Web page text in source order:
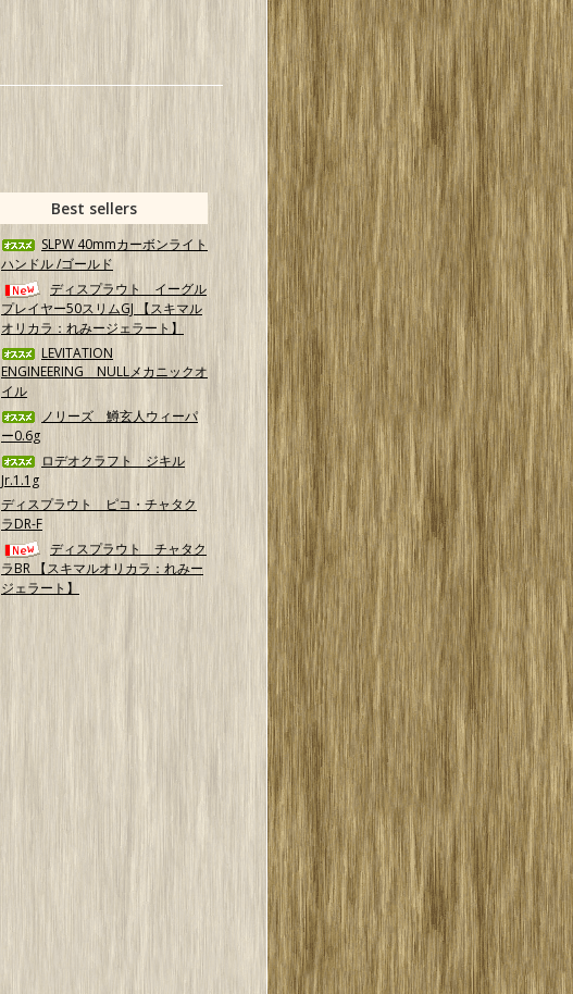
Best sellers
SLPW 40mmカーボンライト
ハンドル /ゴールド
ディスプラウト イーグル
プレイヤー50スリムGJ 【スキマル
オリカラ：れみージェラート】
LEVITATION
ENGINEERING NULLメカニックオ
イル
ノリーズ 鱒玄人ウィーパ
ー0.6g
ロデオクラフト ジキル
Jr.1.1g
ディスプラウト ピコ・チャタク
ラDR-F
ディスプラウト チャタク
ラBR 【スキマルオリカラ：れみー
ジェラート】